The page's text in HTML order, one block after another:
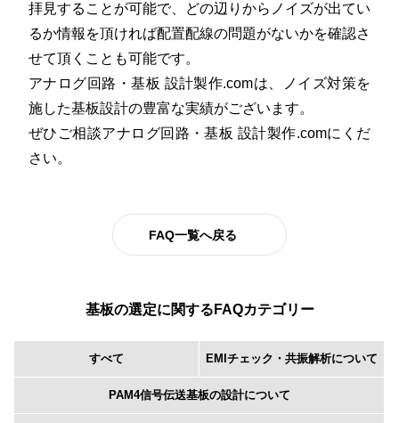
拝見することが可能で、どの辺りからノイズが出てい
るか情報を頂ければ配置配線の問題がないかを確認さ
せて頂くことも可能です。
アナログ回路・基板 設計製作.comは、ノイズ対策を
施した基板設計の豊富な実績がございます。
ぜひご相談アナログ回路・基板 設計製作.comにくだ
さい。
FAQ一覧へ戻る
基板の選定に関するFAQカテゴリー
すべて EMIチェック・共振解析について
PAM4信号伝送基板の設計について